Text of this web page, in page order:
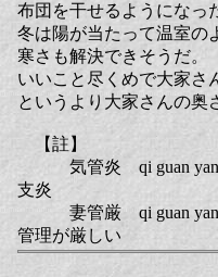
布団を干せるようになっ
冬は陽が当たって温室の
寒さも解決できそうだ。
いいこと尽くめで大家さ
というより大家さんの奥
【註】
気管炎 qi guan
支炎
妻管厳 qi guan
管理が厳しい